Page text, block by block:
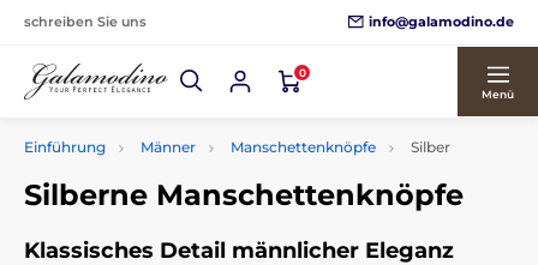
schreiben Sie uns info@galamodino.de
0
Menü
Einführung Männer Manschettenknöpfe Silber
Silberne Manschettenknöpfe
Klassisches Detail männlicher Eleganz